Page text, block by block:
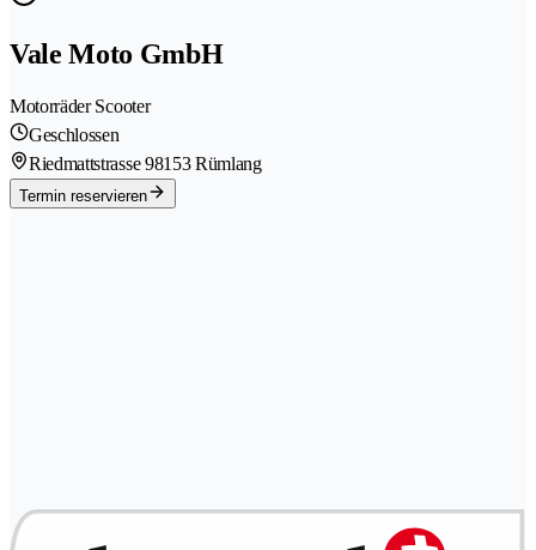
Vale Moto GmbH
Motorräder Scooter
Geschlossen
Riedmattstrasse 98153 Rümlang
Termin reservieren